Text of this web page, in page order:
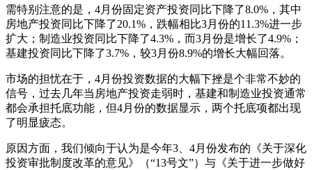
需特别注意的是，4月份固定资产投资同比下降了8.0%，其中
房地产投资同比下降了20.1%，跌幅相比3月份的11.3%进一步
扩大；制造业投资同比下降了4.3%，而3月份是增长了4.9%；
基建投资同比下降了3.7%，较3月份8.9%的增长大幅回落。
市场的担忧在于，4月份投资数据的大幅下挫是个非常不妙的
信号，过去几年当房地产投资走弱时，基建和制造业投资通常
都会承担托底功能，但4月份的数据显示，两个托底项都出现
了明显疲态。
原因方面，我们倾向于认为是今年3、4月份发布的《关于深化
投资审批制度改革的意见》（“13号文”）与《关于进一步做好